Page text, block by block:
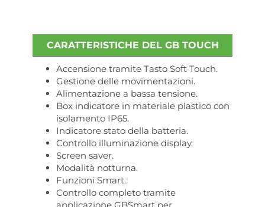
CARATTERISTICHE DEL GB TOUCH
Accensione tramite Tasto Soft Touch.
Gestione delle movimentazioni.
Alimentazione a bassa tensione.
Box indicatore in materiale plastico con
isolamento IP65.
Indicatore stato della batteria.
Controllo illuminazione display.
Screen saver.
Modalità notturna.
Funzioni Smart.
Controllo completo tramite